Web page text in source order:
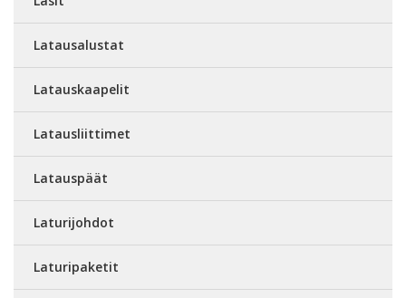
Latausalustat
Latauskaapelit
Latausliittimet
Latauspäät
Laturijohdot
Laturipaketit